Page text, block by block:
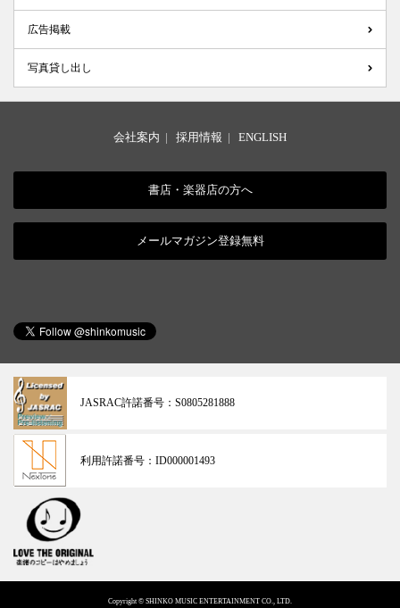
広告掲載
写真貸し出し
会社案内 | 採用情報 | ENGLISH
書店・楽器店の方へ
メールマガジン登録無料
JASRAC許諾番号： S0805281888
利用許諾番号： ID000001493
Copyright © SHINKO MUSIC ENTERTAINMENT CO., LTD.